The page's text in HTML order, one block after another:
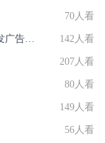
70人看
[营销技巧]节能环保公司怎样在信息网站上发广告做推广提高产品知名度呢 142人看
207人看
80人看
149人看
56人看